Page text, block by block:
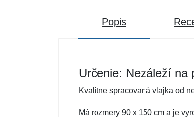
Popis
Určenie: Nezáleží na
Kvalitne spracovaná vlajka od
Má rozmery 90 x 150 cm a je